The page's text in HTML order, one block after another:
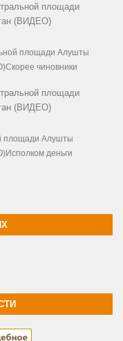
площади
(ВИДЕО)
площади Алушты
чиновники
площади
(ВИДЕО)
площади Алушты
деньги